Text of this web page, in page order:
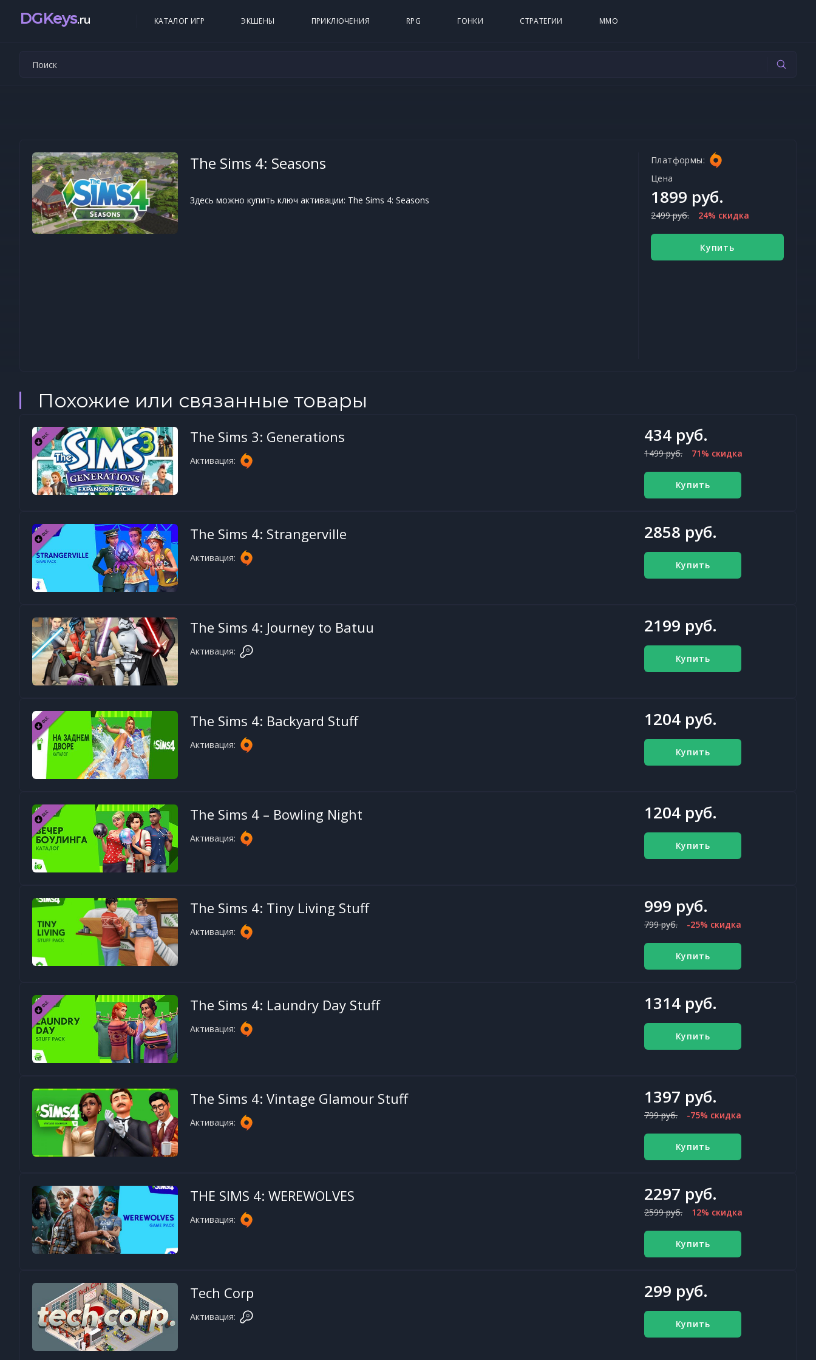
DGKeys.ru КАТАЛОГ ИГР ЭКШЕНЫ ПРИКЛЮЧЕНИЯ RPG ГОНКИ СТРАТЕГИИ MMO
The Sims 4: Seasons
Здесь можно купить ключ активации: The Sims 4: Seasons
Платформы:
Цена
1899 руб.
2499 руб. 24% скидка
Купить
Похожие или связанные товары
The Sims 3: Generations
Активация:
434 руб.
1499 руб. 71% скидка
Купить
The Sims 4: Strangerville
Активация:
2858 руб.
Купить
The Sims 4: Journey to Batuu
Активация:
2199 руб.
Купить
The Sims 4: Backyard Stuff
Активация:
1204 руб.
Купить
The Sims 4 – Bowling Night
Активация:
1204 руб.
Купить
The Sims 4: Tiny Living Stuff
Активация:
999 руб.
799 руб. -25% скидка
Купить
The Sims 4: Laundry Day Stuff
Активация:
1314 руб.
Купить
The Sims 4: Vintage Glamour Stuff
Активация:
1397 руб.
799 руб. -75% скидка
Купить
THE SIMS 4: WEREWOLVES
Активация:
2297 руб.
2599 руб. 12% скидка
Купить
Tech Corp
Активация:
299 руб.
Купить